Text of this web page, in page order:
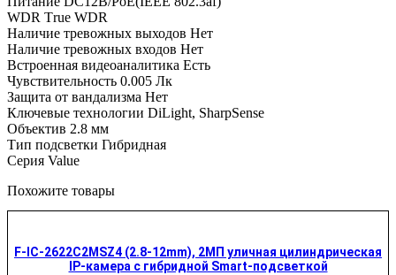
WDR Тrue WDR
Наличие тревожных выходов Нет
Наличие тревожных входов Нет
Встроенная видеоаналитика Есть
Чувствительность 0.005 Лк
Защита от вандализма Нет
Ключевые технологии DiLight, SharpSense
Объектив 2.8 мм
Тип подсветки Гибридная
Серия Value
Похожите товары
F-IC-2622C2MSZ4 (2.8-12mm), 2МП уличная цилиндрическая
IP-камера с гибридной Smart-подсветкой